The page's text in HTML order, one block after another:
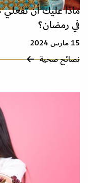
ماذا عليك أن تفعلي
في رمضان؟
15 مارس 2024
نصائح صحية